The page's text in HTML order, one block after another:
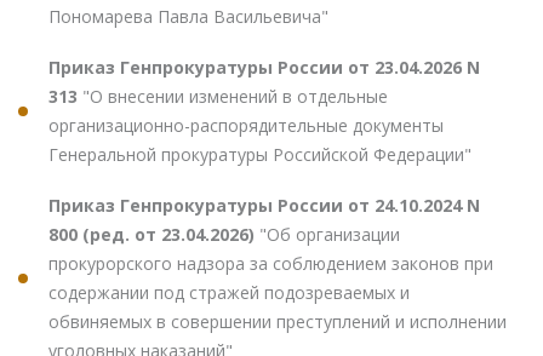
Пономарева Павла Васильевича"
Приказ Генпрокуратуры России от 23.04.2026 N
313 "О внесении изменений в отдельные
организационно-распорядительные документы
Генеральной прокуратуры Российской Федерации"
Приказ Генпрокуратуры России от 24.10.2024 N
800 (ред. от 23.04.2026) "Об организации
прокурорского надзора за соблюдением законов при
содержании под стражей подозреваемых и
обвиняемых в совершении преступлений и исполнении
уголовных наказаний"